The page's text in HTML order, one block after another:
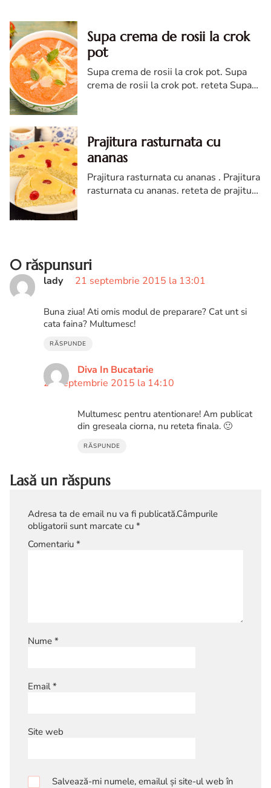
Supa crema de rosii la crok
pot
Supa crema de rosii la crok pot. Supa
crema de rosii la crok pot. reteta Supa
Prajitura rasturnata cu
ananas
Prajitura rasturnata cu ananas . Prajitura
rasturnata cu ananas. reteta de prajitura
0 răspunsuri
lady 21 septembrie 2015 la 13:01
Buna ziua! Ati omis modul de preparare? Cat unt si
cata faina? Multumesc!
RĂSPUNDE
Diva In Bucatarie
21 septembrie 2015 la 14:10
Multumesc pentru atentionare! Am publicat
din greseala ciorna, nu reteta finala. 🙂
RĂSPUNDE
Lasă un răspuns
Adresa ta de email nu va fi publicată.Câmpurile
obligatorii sunt marcate cu *
Comentariu *
Nume *
Email*
Site web
Salvează-mi numele, emailul și site-ul web în